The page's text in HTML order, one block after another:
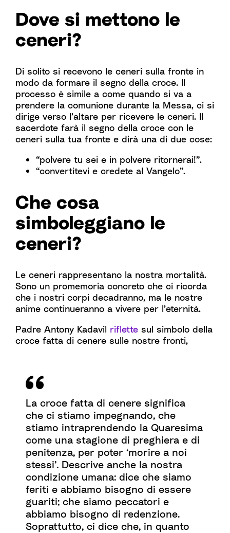
Dove si mettono le
ceneri?
Di solito si recevono le ceneri sulla fronte in
modo da formare il segno della croce. Il
processo è simile a come quando si va a
prendere la comunione durante la Messa, ci si
dirige verso l’altare per ricevere le ceneri. Il
sacerdote farà il segno della croce con le
ceneri sulla tua fronte e dirà una di due cose:
“polvere tu sei e in polvere ritornerai!”.
“convertitevi e credete al Vangelo”.
Che cosa
simboleggiano le
ceneri?
Le ceneri rappresentano la nostra mortalità.
Sono un promemoria concreto che ci ricorda
che i nostri corpi decadranno, ma le nostre
anime continueranno a vivere per l’eternità.
Padre Antony Kadavil riflette sul simbolo della
croce fatta di cenere sulle nostre fronti,
La croce fatta di cenere significa
che ci stiamo impegnando, che
stiamo intraprendendo la Quaresima
come una stagione di preghiera e di
penitenza, per poter ‘morire a noi
stessi’. Descrive anche la nostra
condizione umana: dice che siamo
feriti e abbiamo bisogno di essere
guariti; che siamo peccatori e
abbiamo bisogno di redenzione.
Soprattutto, ci dice che, in quanto